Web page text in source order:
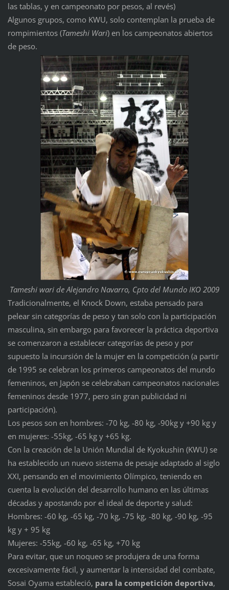
las tablas, y en campeonato por pesos, al revés)
Algunos grupos, como KWU, solo contemplan la prueba de
rompimientos (Tameshi Wari) en los campeonatos abiertos
de peso.
Tameshi wari de Alejandro Navarro, Cpto del Mundo IKO 2009
Tradicionalmente, el Knock Down, estaba pensado para
pelear sin categorías de peso y tan solo con la participación
masculina, sin embargo para favorecer la práctica deportiva
se comenzaron a establecer categorías de peso y por
supuesto la incursión de la mujer en la competición (a partir
de 1995 se celebran los primeros campeonatos del mundo
femeninos, en Japón se celebraban campeonatos nacionales
femeninos desde 1977, pero sin gran publicidad ni
participación).
Los pesos son en hombres: -70 kg, -80 kg, -90kg y +90 kg y
en mujeres: -55kg, -65 kg y +65 kg.
Con la creación de la Unión Mundial de Kyokushin (KWU) se
ha establecido un nuevo sistema de pesaje adaptado al siglo
XXI, pensando en el movimiento Olímpico, teniendo en
cuenta la evolución del desarrollo humano en las últimas
décadas y apostando por el ideal de deporte y salud:
Hombres: -60 kg, -65 kg, -70 kg, -75 kg, -80 kg, -90 kg, -95
kg y + 95 kg
Mujeres: -55kg, -60 kg, -65 kg, +70 kg
Para evitar, que un noqueo se produjera de una forma
excesivamente fácil, y aumentar la intensidad del combate,
Sosai Oyama estableció, para la competición deportiva,